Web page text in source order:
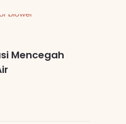
Mencegah